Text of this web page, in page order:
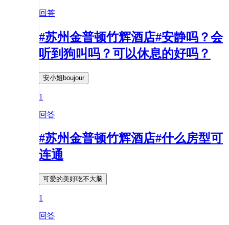
回答
#苏州金普顿竹辉酒店#安静吗？会
听到狗叫吗？可以休息的好吗？
安小姐boujour
1
回答
#苏州金普顿竹辉酒店#什么房型可
连通
可爱的美好吃不大脑
1
回答